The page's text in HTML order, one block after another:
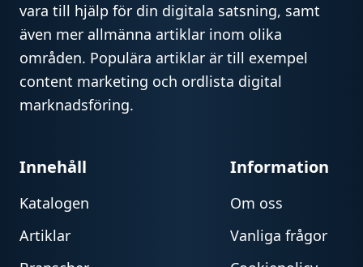
vara till hjälp för din digitala satsning, samt
även mer allmänna artiklar inom olika
områden. Populära artiklar är till exempel
content marketing och ordlista digital
marknadsföring.
Innehåll
Katalogen
Artiklar
Information
Om oss
Vanliga frågor